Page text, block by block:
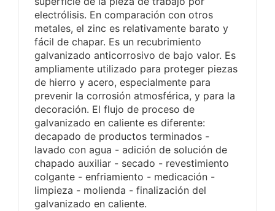
electrólisis. En comparación con otros
metales, el zinc es relativamente barato y
fácil de chapar. Es un recubrimiento
galvanizado anticorrosivo de bajo valor. Es
ampliamente utilizado para proteger piezas
de hierro y acero, especialmente para
prevenir la corrosión atmosférica, y para la
decoración. El flujo de proceso de
galvanizado en caliente es diferente:
decapado de productos terminados -
lavado con agua - adición de solución de
chapado auxiliar - secado - revestimiento
colgante - enfriamiento - medicación -
limpieza - molienda - finalización del
galvanizado en caliente.